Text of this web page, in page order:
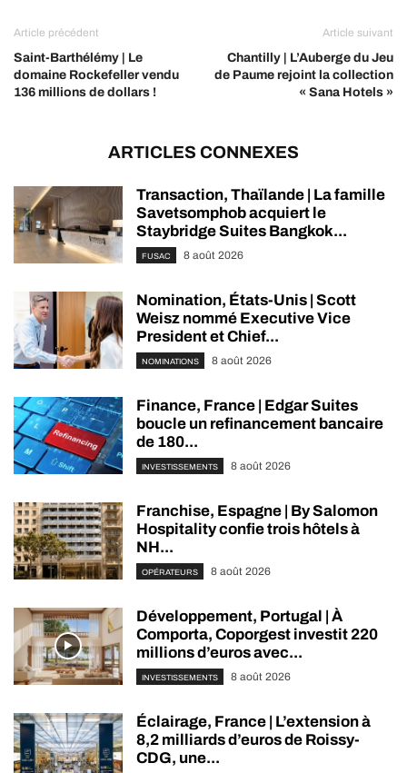
Article précédent
Saint-Barthélémy | Le
domaine Rockefeller vendu
136 millions de dollars !
Article suivant
Chantilly | L’Auberge du Jeu
de Paume rejoint la collection
« Sana Hotels »
ARTICLES CONNEXES
Transaction, Thaïlande | La famille
Savetsomphob acquiert le
Staybridge Suites Bangkok...
FUSAC 8 août 2026
Nomination, États-Unis | Scott
Weisz nommé Executive Vice
President et Chief...
NOMINATIONS 8 août 2026
Finance, France | Edgar Suites
boucle un refinancement bancaire
de 180...
INVESTISSEMENTS 8 août 2026
Franchise, Espagne | By Salomon
Hospitality confie trois hôtels à
NH...
OPÉRATEURS 8 août 2026
Développement, Portugal | À
Comporta, Coporgest investit 220
millions d’euros avec...
INVESTISSEMENTS 8 août 2026
Éclairage, France | L’extension à
8,2 milliards d’euros de Roissy-
CDG, une...